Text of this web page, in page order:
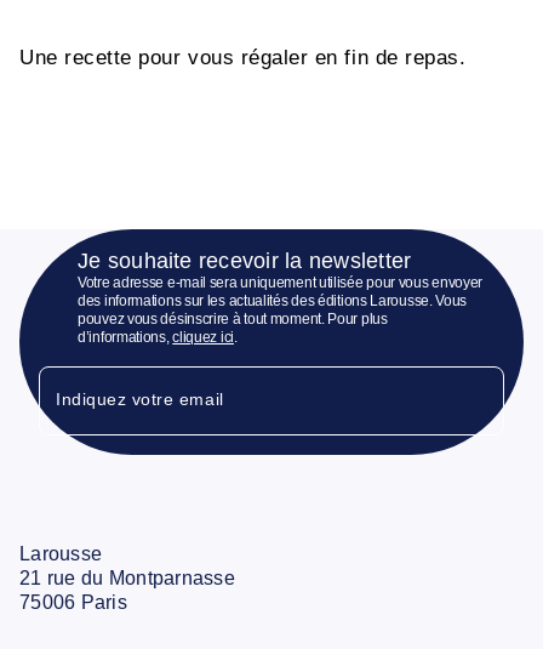
Une recette pour vous régaler en fin de repas.
Je souhaite recevoir la newsletter
Votre adresse e-mail sera uniquement utilisée pour vous envoyer
des informations sur les actualités des éditions Larousse. Vous
pouvez vous désinscrire à tout moment. Pour plus
d’informations,cliquez ici.
Indiquez votre email
Larousse
21 rue du Montparnasse
75006 Paris